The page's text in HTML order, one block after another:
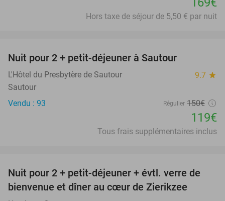
Hors taxe de séjour de 5,50 € par nuit
Nuit pour 2 + petit-déjeuner à Sautour
L'Hôtel du Presbytère de Sautour 9.7 star
Sautour
Vendu : 93
Régulier 150€
119€
Tous frais supplémentaires inclus
49%
Nuit pour 2 + petit-déjeuner + évtl. verre de
bienvenue et dîner au cœur de Zierikzee